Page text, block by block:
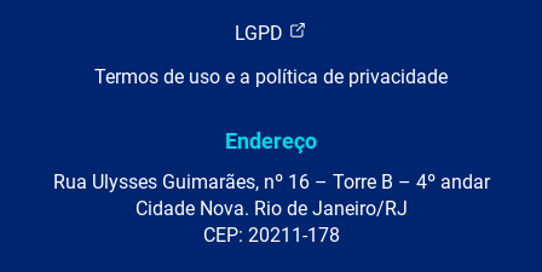
LGPD
Termos de uso e a política de privacidade
Endereço
Rua Ulysses Guimarães, nº 16 – Torre B – 4º andar
Cidade Nova. Rio de Janeiro/RJ
CEP: 20211-178